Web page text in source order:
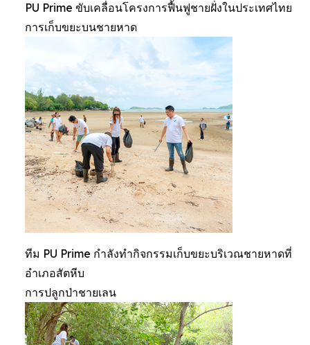
PU Prime ขับเคลื่อนโครงการฟื้นฟูชายฝั่งในประเทศไทย
การเก็บขยะบนชายหาด
ทีม PU Prime กำลังทำกิจกรรมเก็บขยะบริเวณชายหาดที่
อำเภอสัตหีบ
การปลูกป่าชายเลน